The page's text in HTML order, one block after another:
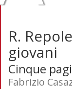
R.
giovani
Cinque
Fabrizio